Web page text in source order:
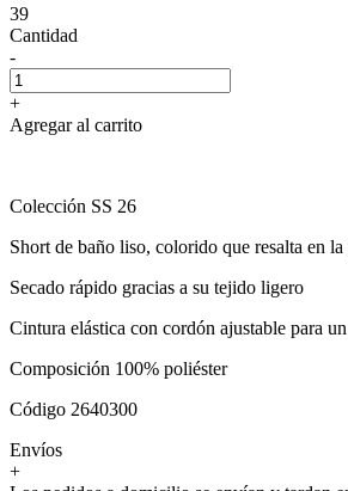
39
Cantidad
-
+
Agregar al carrito
Colección SS 26
Short de baño liso, colorido que resalta en
Secado rápido gracias a su tejido ligero
Cintura elástica con cordón ajustable para
Composición 100% poliéster
Código 2640300
Envíos
+